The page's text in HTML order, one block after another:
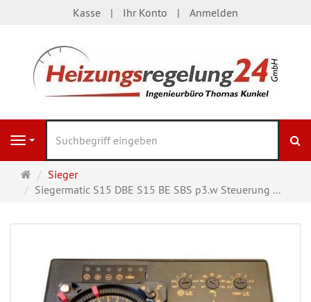
Kasse Ihr Konto Anmelden
Navigation
Startseite
Sieger
Siegermatic S15 DBE S15 BE SBS p3.w Steuerung ...